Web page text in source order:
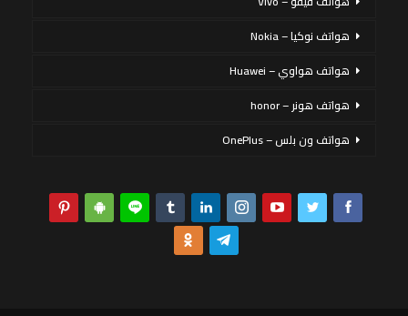
هواتف نوكيا – Nokia
هواتف هواوي – Huawei
هواتف هونر – honor
هواتف ون بلس – OnePlus